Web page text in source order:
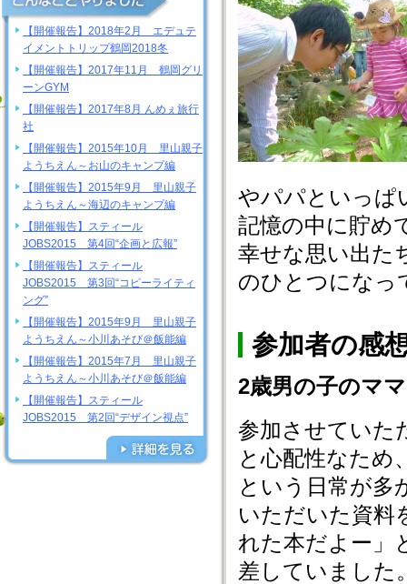
やパパといっぱ
記憶の中に貯め
幸せな思い出た
のひとつになっ
参加者の感
2歳男の子のマ
参加させていた
と心配性なため
という日常が多
いただいた資料
れた本だよー」
差していました
【開催報告】2018年2月 エデュテ
イメントトリップ鶴岡2018冬
【開催報告】2017年11月 鶴岡グリ
ーンGYM
【開催報告】2017年8月 んめぇ旅行
社
【開催報告】2015年10月 里山親子
ようちえん～お山のキャンプ編
【開催報告】2015年9月 里山親子
ようちえん～海辺のキャンプ編
【開催報告】スティール
JOBS2015 第4回“企画と広報”
【開催報告】スティール
JOBS2015 第3回“コピーライティ
ング”
【開催報告】2015年9月 里山親子
ようちえん～小川あそび＠飯能編
【開催報告】2015年7月 里山親子
ようちえん～小川あそび＠飯能編
【開催報告】スティール
JOBS2015 第2回“デザイン視点”